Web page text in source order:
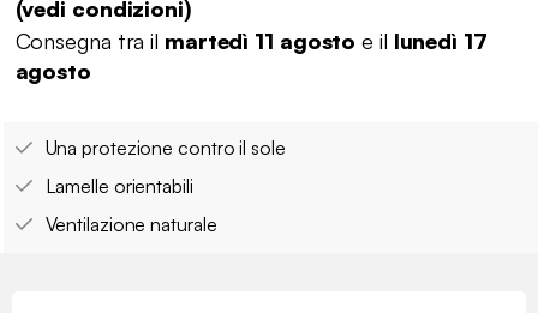
(vedi condizioni)
Consegna tra il martedì 11 agosto e il lunedì 17
agosto
Una protezione contro il sole
Lamelle orientabili
Ventilazione naturale